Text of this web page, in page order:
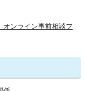
ンライン事前相談フ